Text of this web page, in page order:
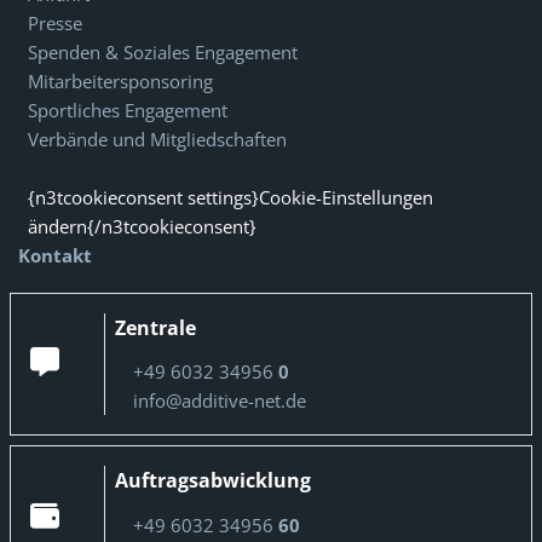
Presse
Spenden & Soziales Engagement
Mitarbeitersponsoring
Sportliches Engagement
Verbände und Mitgliedschaften
{n3tcookieconsent settings}Cookie-Einstellungen
ändern{/n3tcookieconsent}
Kontakt
Zentrale
+49 6032 34956 0
info@additive-net.de
Auftragsabwicklung
+49 6032 34956 60